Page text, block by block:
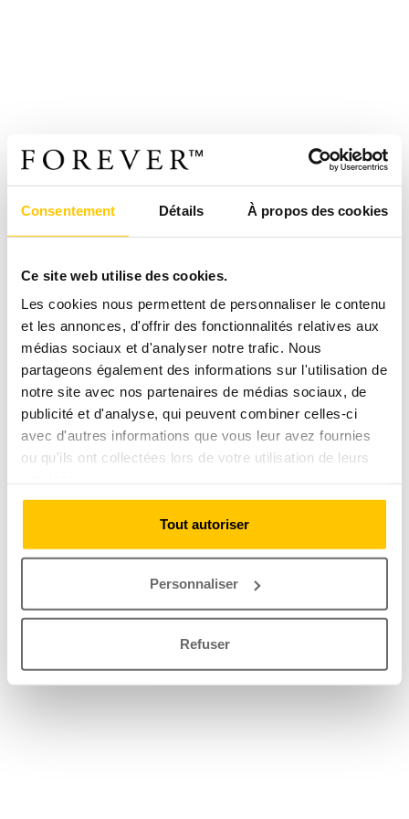
Consentement Détails À propos des cookies
Ce site web utilise des cookies.
Les cookies nous permettent de personnaliser le contenu
et les annonces, d'offrir des fonctionnalités relatives aux
médias sociaux et d'analyser notre trafic. Nous
partageons également des informations sur l'utilisation de
notre site avec nos partenaires de médias sociaux, de
publicité et d'analyse, qui peuvent combiner celles-ci
avec d'autres informations que vous leur avez fournies
ou qu'ils ont collectées lors de votre utilisation de leurs
Tout autoriser
Personnaliser
Refuser